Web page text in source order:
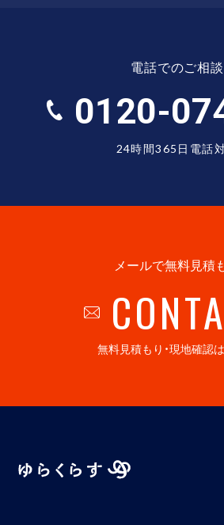
電話でのご相談
0120-
24時間365日電話
メールで無料見積
無料見積もり・現地確認